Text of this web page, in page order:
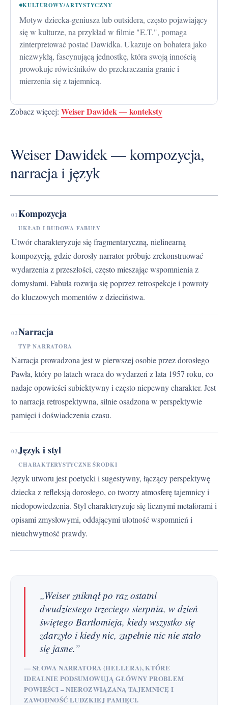
KULTUROWY/ARTYSTYCZNY
Motyw dziecka-geniusza lub outsidera, często pojawiający
się w kulturze, na przykład w filmie "E.T.", pomaga
zinterpretować postać Dawidka. Ukazuje on bohatera jako
niezwykłą, fascynującą jednostkę, która swoją innością
prowokuje rówieśników do przekraczania granic i
mierzenia się z tajemnicą.
Zobacz więcej: Weiser Dawidek — konteksty
Weiser Dawidek — kompozycja,
narracja i język
01Kompozycja
UKŁAD I BUDOWA FABUŁY
Utwór charakteryzuje się fragmentaryczną, nielinearną
kompozycją, gdzie dorosły narrator próbuje zrekonstruować
wydarzenia z przeszłości, często mieszając wspomnienia z
domysłami. Fabuła rozwija się poprzez retrospekcje i powroty
do kluczowych momentów z dzieciństwa.
02Narracja
TYP NARRATORA
Narracja prowadzona jest w pierwszej osobie przez dorosłego
Pawła, który po latach wraca do wydarzeń z lata 1957 roku, co
nadaje opowieści subiektywny i często niepewny charakter. Jest
to narracja retrospektywna, silnie osadzona w perspektywie
pamięci i doświadczenia czasu.
03Język i styl
CHARAKTERYSTYCZNE ŚRODKI
Język utworu jest poetycki i sugestywny, łączący perspektywę
dziecka z refleksją dorosłego, co tworzy atmosferę tajemnicy i
niedopowiedzenia. Styl charakteryzuje się licznymi metaforami i
opisami zmysłowymi, oddającymi ulotność wspomnień i
nieuchwytność prawdy.
„Weiser zniknął po raz ostatni
dwudziestego trzeciego sierpnia, w dzień
świętego Bartłomieja, kiedy wszystko się
zdarzyło i kiedy nic, zupełnie nic nie stało
się jasne.”
— SŁOWA NARRATORA (HELLERA), KTÓRE
IDEALNIE PODSUMOWUJĄ GŁÓWNY PROBLEM
POWIEŚCI – NIEROZWIĄZANĄ TAJEMNICĘ I
ZAWODNOŚĆ LUDZKIEJ PAMIĘCI.